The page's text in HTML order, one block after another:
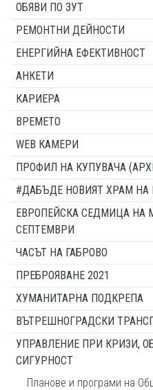
ОБЯВИ ПО ЗУТ
РЕМОНТНИ ДЕЙНОСТИ
ЕНЕРГИЙНА ЕФЕКТИВНОСТ
АНКЕТИ
КАРИЕРА
ВРЕМЕТО
WEB КАМЕРИ
ПРОФИЛ НА КУПУВАЧА
#ДАБЪДЕ НОВИЯТ ХРАМ НА
ЕВРОПЕЙСКА СЕДМИЦА НА
СЕПТЕМВРИ
ЧАСЪТ НА ГАБРОВО
ПРЕБРОЯВАНЕ 2021
ХУМАНИТАРНА ПОДКРЕПА
ВЪТРЕШНОГРАДСКИ
УПРАВЛЕНИЕ ПРИ КРИЗИ,
СИГУРНОСТ
Планове и програми на